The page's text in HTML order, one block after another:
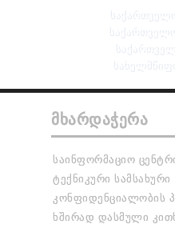
ᲛᲮᲐᲠᲓᲐᲭᲔᲠᲐ
ᲡᲐᲘᲜᲤᲝᲠᲛᲐᲪᲘᲝ
ᲢᲔᲥᲜᲘᲙᲣᲠᲘ ᲡᲐᲛᲡᲐᲮᲣᲠᲘ
ᲙᲝᲜᲤᲘᲓᲔᲜᲪᲘᲐᲚᲝᲑᲘᲡ
ᲮᲨᲘᲠᲐᲓ ᲓᲐᲡᲛᲣᲚᲘ